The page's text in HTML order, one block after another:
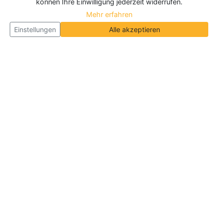
können Ihre Einwilligung jederzeit widerrufen.
Mehr erfahren
Einstellungen
Alle akzeptieren